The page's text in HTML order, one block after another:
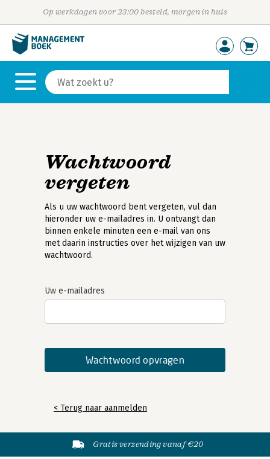
Op werkdagen voor 23:00 besteld, morgen in huis
Wachtwoord
vergeten
Als u uw wachtwoord bent vergeten, vul dan
hieronder uw e-mailadres in. U ontvangt dan
binnen enkele minuten een e-mail van ons
met daarin instructies over het wijzigen van uw
wachtwoord.
Uw e-mailadres
< Terug naar aanmelden
Gratis verzending vanaf €20